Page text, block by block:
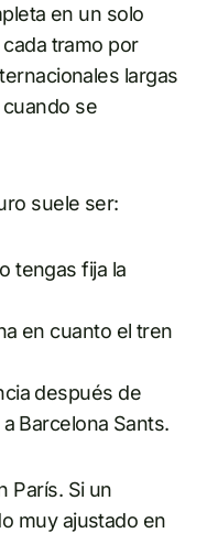
en un solo
tramo por
largas
se
suele ser:
tengas fija la
en cuanto el tren
después de
Barcelona Sants.
París. Si un
muy ajustado en